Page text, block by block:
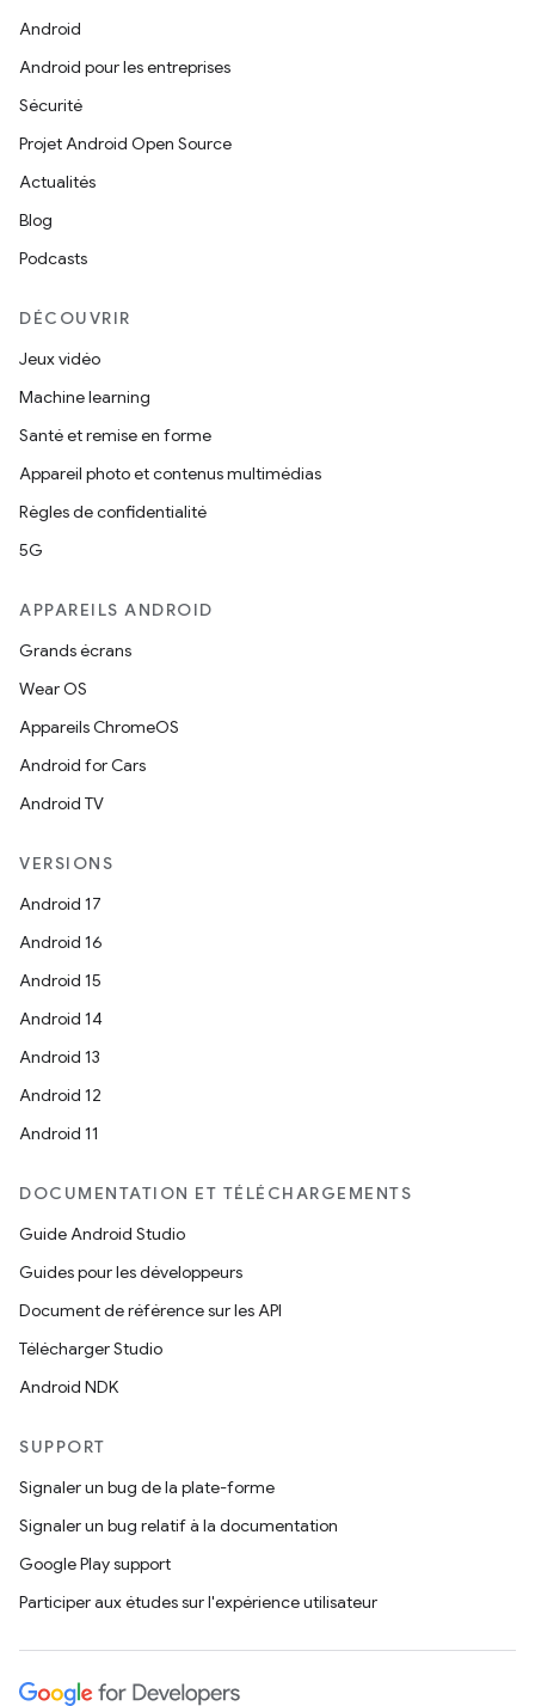
Android
Android pour les entreprises
Sécurité
Projet Android Open Source
Actualités
Blog
Podcasts
DÉCOUVRIR
Jeux vidéo
Machine learning
Santé et remise en forme
Appareil photo et contenus multimédias
Règles de confidentialité
5G
APPAREILS ANDROID
Grands écrans
Wear OS
Appareils ChromeOS
Android for Cars
Android TV
VERSIONS
Android 17
Android 16
Android 15
Android 14
Android 13
Android 12
Android 11
DOCUMENTATION ET TÉLÉCHARGEMENTS
Guide Android Studio
Guides pour les développeurs
Document de référence sur les API
Télécharger Studio
Android NDK
SUPPORT
Signaler un bug de la plate-forme
Signaler un bug relatif à la documentation
Google Play support
Participer aux études sur l'expérience utilisateur